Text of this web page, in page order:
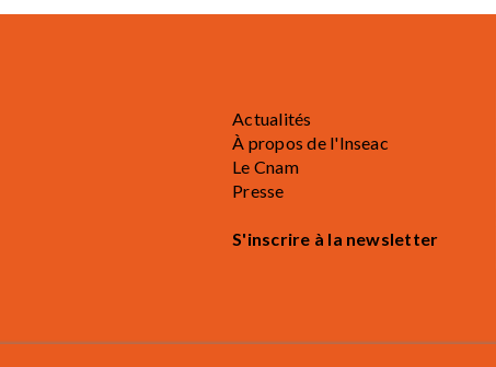
Actualités
À propos de l'Inseac
Le Cnam
Presse
S'inscrire à la newsletter